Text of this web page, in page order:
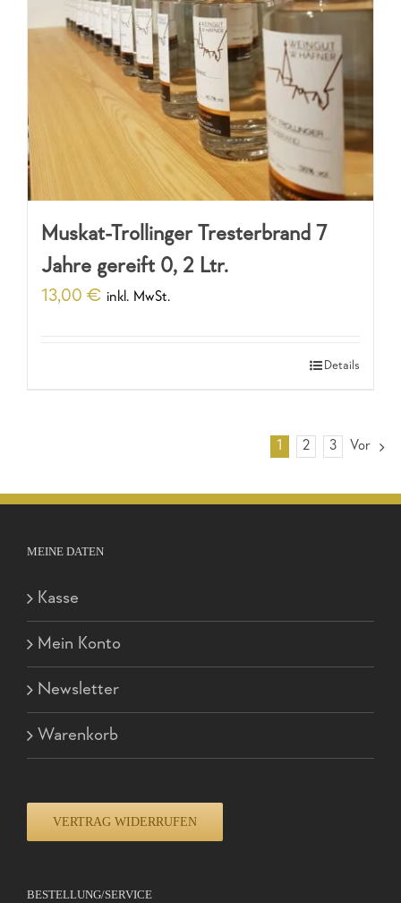
Muskat-Trollinger Tresterbrand 7
Jahre gereift 0, 2 Ltr.
13,00 € inkl. MwSt.
Details
1 2 3 Vor
MEINE DATEN
Kasse
Mein Konto
Newsletter
Warenkorb
VERTRAG WIDERRUFEN
BESTELLUNG/SERVICE